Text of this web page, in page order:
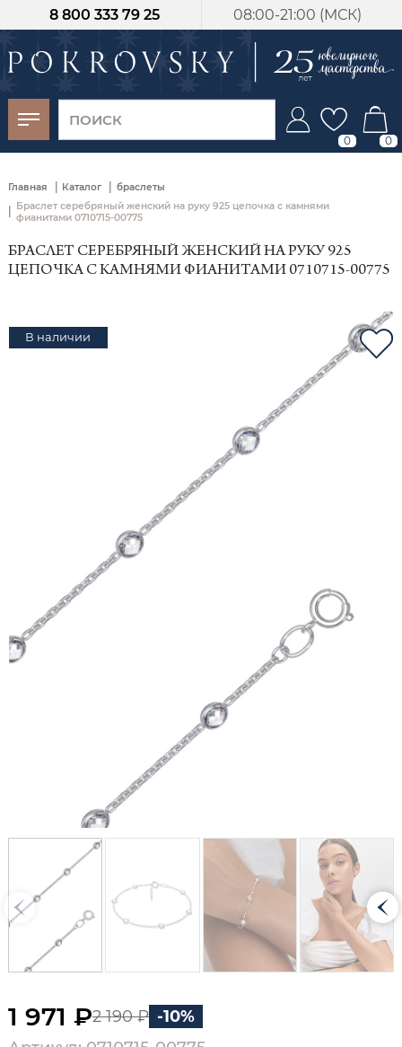
08:00-21:00 (МСК)
8 800 333 79 25
0 0
Главная | Каталог | браслеты
Браслет серебряный женский на руку 925 цепочка с камнями
фианитами 0710715-00775
БРАСЛЕТ СЕРЕБРЯНЫЙ ЖЕНСКИЙ НА РУКУ 925
ЦЕПОЧКА С КАМНЯМИ ФИАНИТАМИ 0710715-00775
В наличии
1 971 ₽2 190 ₽ -10%
-30%
от 15 дней с
момента оплаты